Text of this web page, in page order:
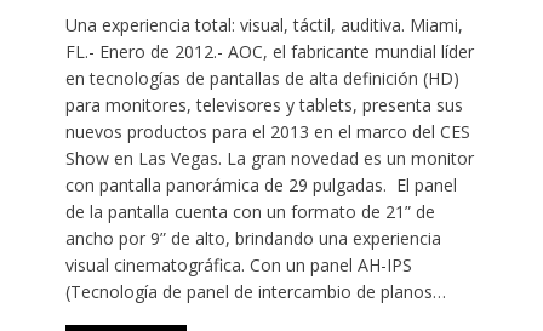
Una experiencia total: visual, táctil, auditiva. Miami,
FL.- Enero de 2012.- AOC, el fabricante mundial líder
en tecnologías de pantallas de alta definición (HD)
para monitores, televisores y tablets, presenta sus
nuevos productos para el 2013 en el marco del CES
Show en Las Vegas. La gran novedad es un monitor
con pantalla panorámica de 29 pulgadas. El panel
de la pantalla cuenta con un formato de 21” de
ancho por 9” de alto, brindando una experiencia
visual cinematográfica. Con un panel AH-IPS
(Tecnología de panel de intercambio de planos…